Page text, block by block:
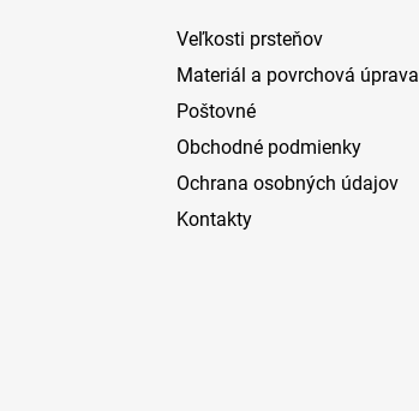
Veľkosti prsteňov
Materiál a povrchová úprava
Poštovné
Obchodné podmienky
Ochrana osobných údajov
Kontakty